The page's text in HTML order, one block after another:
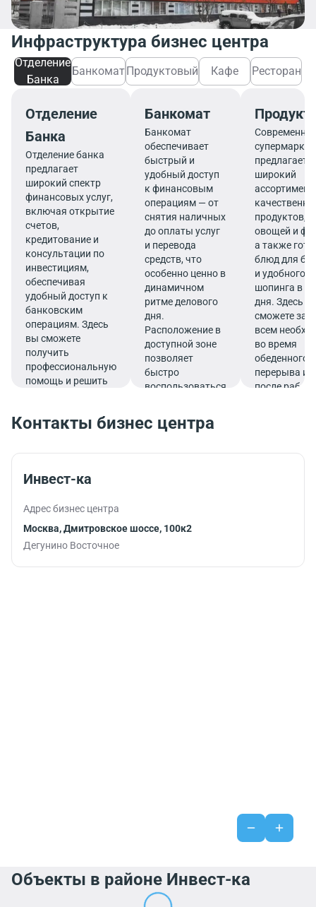
Инфраструктура бизнес центра
Отделение
Банка
БанкоматПродуктовый Кафе Ресторан
Отделение
Банка
Отделение банка
предлагает
широкий спектр
финансовых услуг,
включая открытие
счетов,
кредитование и
консультации по
инвестициям,
обеспечивая
удобный доступ к
банковским
операциям. Здесь
вы сможете
получить
профессиональную
помощь и решить
комфортной
Банкомат
Банкомат
обеспечивает
быстрый и
удобный доступ
к финансовым
операциям — от
снятия наличных
до оплаты услуг
и перевода
средств, что
особенно ценно в
динамичном
ритме делового
дня.
Расположение в
доступной зоне
позволяет
быстро
воспользоваться
супермаркет
предлагает
широкий
ассортимент
продуктов,
овощей и
а также
блюд для
и удобного
шопинга в
дня. Здесь
сможете
всем
во время
обеденного
перерыва
после
Контакты бизнес центра
Инвест-ка
Адрес бизнес центра
Москва, Дмитровское шоссе, 100к2
Дегунино Восточное
Объекты в районе Инвест-ка